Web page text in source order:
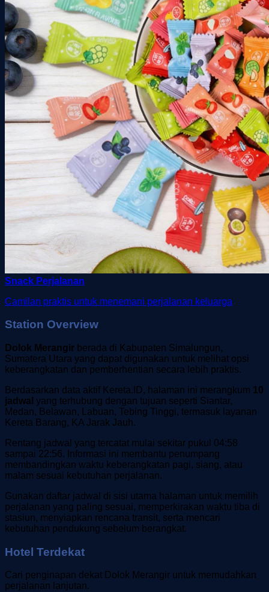
Snack Perjalanan
Camilan praktis untuk menemani perjalanan keluarga
Station Overview
Dolok Merangir berada di Kabupaten Simalungun,
Sumatera Utara yang dapat digunakan untuk melihat opsi
keberangkatan dan pemberhentian secara lebih praktis.
Berdasarkan data aktif Kereta.ID, halaman ini merangkum 10
jadwal yang terhubung dengan tujuan seperti Siantar,
Medan, Belawan, Labuan, Tebing Tinggi, termasuk layanan
Kereta Barang, KA Jarak Jauh.
Rentang jadwal yang tercatat mulai sekitar pukul 04:58
sampai 22:56. Informasi ini membantu penumpang
membandingkan waktu keberangkatan pagi, siang, atau
malam sesuai kebutuhan perjalanan.
Gunakan daftar jadwal di sisi utama halaman untuk memilih
perjalanan yang paling sesuai, memperkirakan waktu tiba di
stasiun, menyiapkan rencana transit, serta mencari
kebutuhan pendukung sebelum berangkat.
Hotel Terdekat
Cari penginapan dekat Dolok Merangir untuk memudahkan
perjalanan lanjutan.